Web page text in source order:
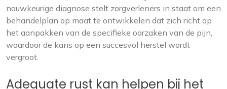
nauwkeurige diagnose stelt zorgverleners in staat om een
behandelplan op maat te ontwikkelen dat zich richt op
het aanpakken van de specifieke oorzaken van de pijn,
waardoor de kans op een succesvol herstel wordt
vergroot.
Adequate rust kan helpen bij het